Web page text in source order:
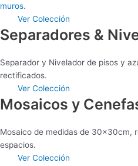
muros.
Ver Colección
Separadores &
Separador y Nivelador de pisos y
rectificados.
Ver Colección
Mosaicos y
Mosaico de medidas de 30x30cm,
espacios.
Ver Colección